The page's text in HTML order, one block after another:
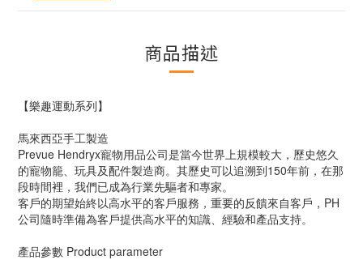
商品描述
【樂趣運動系列】
馬來西亞手工製造
Prevue Hendryx寵物用品公司是當今世界上規模較大，歷史悠久
的寵物籠、玩具及配件製造商。其歷史可以追溯到150年前，在那
段時間裡，我們已成為行業先驅者和專家。
客戶的期望始終以高水平的客戶服務，重要的反饋來自客戶，PH
公司隨時準備為客戶提供高水平的知識、經驗和產品支持。
產品參數 Product parameter